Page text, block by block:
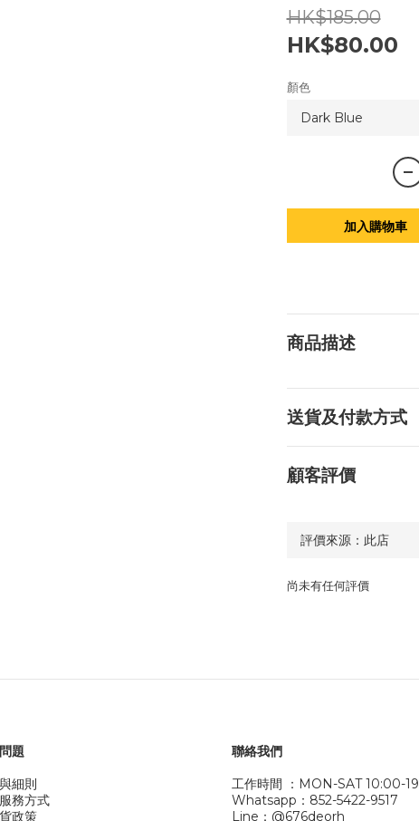
HK$185.00
HK$80.00
顏色
加入購物車
商品描述
送貨及付款方式
顧客評價
尚未有任何評價
題
細則
務方式
政策
聯絡我們
工作時間 ：MON-SAT 10:00-
Whatsapp：852-5422-9517
Line：@676deorh